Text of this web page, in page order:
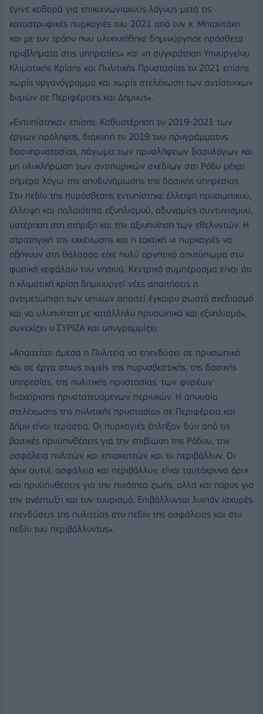
έγινε καθαρά για επικοινωνιακούς λόγους μετά τις
καταστροφικές πυρκαγιές του 2021 από τον κ. Μητσοτάκη
και με τον τρόπο που υλοποιήθηκε δημιούργησε πρόσθετα
προβλήματα στις υπηρεσίες» και «η συγκρότηση Υπουργείου
Κλιματικής Κρίσης και Πολιτικής Προστασίας το 2021 επίσης
χωρίς οργανόγραμμα και χωρίς στελέχωση των αντίστοιχων
δομών σε Περιφέρειες και Δήμους».
«Εντοπίστηκαν επίσης: Καθυστέρηση το 2019-2021 των
έργων πρόληψης, διακοπή το 2019 του προγράμματος
δασοπροστασίας, πάγωμα των προσλήψεων δασολόγων και
μη ολοκλήρωση των αντιπυρικών σχεδίων στη Ρόδο μέχρι
σήμερα λόγω της αποδυνάμωσης της δασικής υπηρεσίας.
Στο πεδίο της πυρόσβεσης εντοπίστηκε έλλειψη προσωπικού,
έλλειψη και παλαιότητα εξοπλισμού, αδυναμίες συντονισμού,
υστέρηση στη στήριξη και την αξιοποίηση των εθελοντών. Η
στρατηγική της εκκένωσης και η τακτική οι πυρκαγιές να
σβήνουν στη θάλασσα είχε πολύ αρνητικό αποτύπωμα στο
φυσικό κεφάλαιο του νησιού. Κεντρικό συμπέρασμα είναι ότι
η κλιματική κρίση δημιουργεί νέες απαιτήσεις η
αντιμετώπιση των οποίων απαιτεί έγκαιρο σωστό σχεδιασμό
και να υλοποίηση με κατάλληλο προσωπικό και εξοπλισμό»,
συνεχίζει ο ΣΥΡΙΖΑ και υπογραμμίζει:
«Απαιτείται άμεσα η Πολιτεία να επενδύσει σε προσωπικό
και σε έργα στους τομείς της πυροσβεστικής, της δασικής
υπηρεσίας, της πολιτικής προστασίας, των φορέων
διαχείρισης προστατευόμενων περιοχών. Η απουσία
στελέχωσης της πολιτικής προστασίας σε Περιφέρεια και
Δήμο είναι τεράστια. Οι πυρκαγιές έπληξαν δύο από τις
βασικές προϋποθέσεις για την επιβίωση της Ρόδου, την
ασφάλεια πολιτών και επισκεπτών και το περιβάλλον. Οι
όροι αυτοί, ασφάλεια και περιβάλλον, είναι ταυτόχρονα όροι
και προϋποθέσεις για την ποιότητα ζωής, αλλά και πόρος για
την ανάπτυξη και τον τουρισμό. Επιβάλλονται λοιπόν ισχυρές
επενδύσεις της πολιτείας στο πεδίο της ασφάλειας και στο
πεδίο του περιβάλλοντος».